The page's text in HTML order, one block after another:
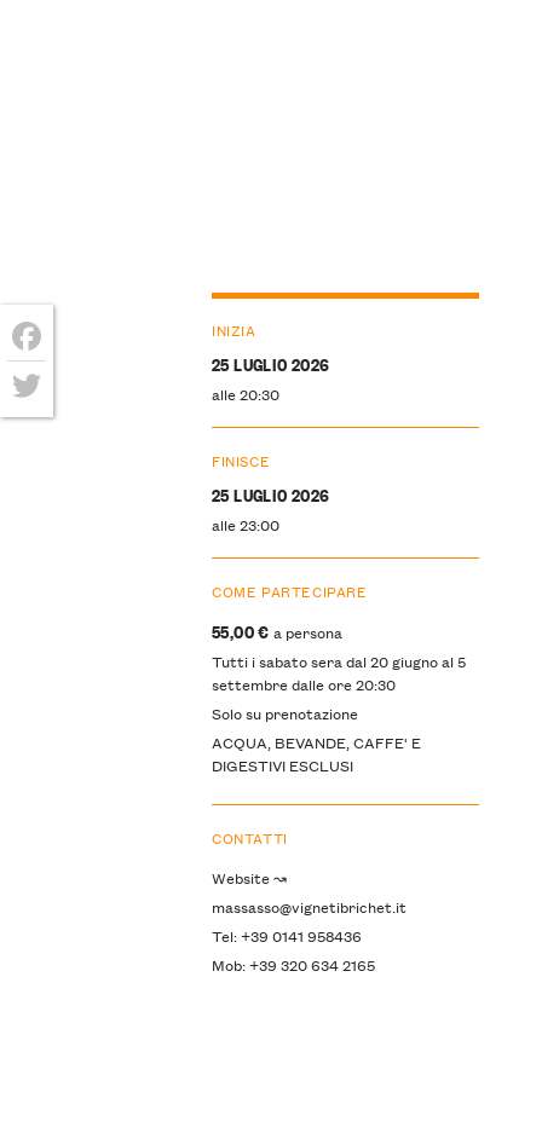
INIZIA
25 LUGLIO 2026
alle 20:30
FINISCE
25 LUGLIO 2026
alle 23:00
COME PARTECIPARE
55,00 € a persona
Tutti i sabato sera dal 20 giugno al 5
settembre dalle ore 20:30
Solo su prenotazione
ACQUA, BEVANDE, CAFFE' E
DIGESTIVI ESCLUSI
CONTATTI
Website ↝
massasso@vignetibrichet.it
Tel: +39 0141 958436
Mob: +39 320 634 2165
Facebook
Twitter